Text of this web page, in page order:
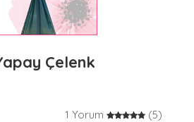
Çelenk
1 Yorum (5)